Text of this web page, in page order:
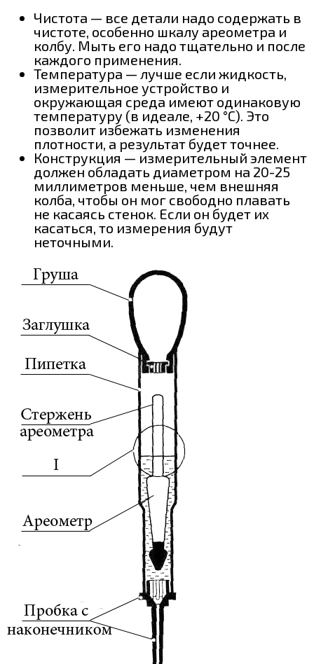
Чистота — все детали надо содержать в
чистоте, особенно шкалу ареометра и
колбу. Мыть его надо тщательно и после
каждого применения.
Температура — лучше если жидкость,
измерительное устройство и
окружающая среда имеют одинаковую
температуру (в идеале, +20 °С). Это
позволит избежать изменения
плотности, а результат будет точнее.
Конструкция — измерительный элемент
должен обладать диаметром на 20-25
миллиметров меньше, чем внешняя
колба, чтобы он мог свободно плавать
не касаясь стенок. Если он будет их
касаться, то измерения будут
неточными.